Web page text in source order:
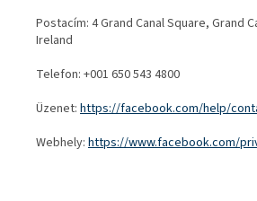
Postacím: 4 Grand Canal Square, Grand
Ireland
Telefon: +001 650 543 4800
Üzenet: https://facebook.com/help/
Webhely: https://www.facebook.com/